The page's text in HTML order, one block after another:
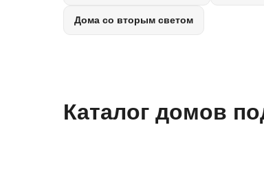
Дома со вторым светом
Каталог домов